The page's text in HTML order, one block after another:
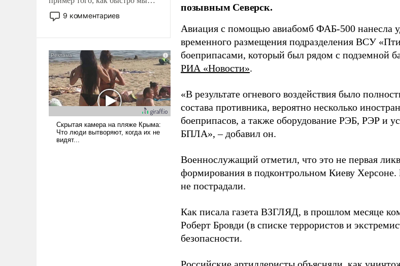
двигаемся по пути
революционных изменений.
псевдонаучной фантастики,
стало всерьез обсуждаемой
идеей.
9 комментариев
позывным Северск.
Авиация с помощью авиабомб ФАБ-500 нанесла
временного размещения подразделения ВСУ
боеприпасами, который был рядом с подземной
РИА «Новости».
«В результате огневого воздействия было
состава противника, вероятно несколько
боеприпасов, а также оборудование РЭБ, РЭР и
БПЛА», – добавил он.
Военнослужащий отметил, что это не первая
формирования в подконтрольном Киеву
не пострадали.
Как писала газета ВЗГЛЯД, в прошлом месяце
Роберт Бровди (в списке террористов и
безопасности.